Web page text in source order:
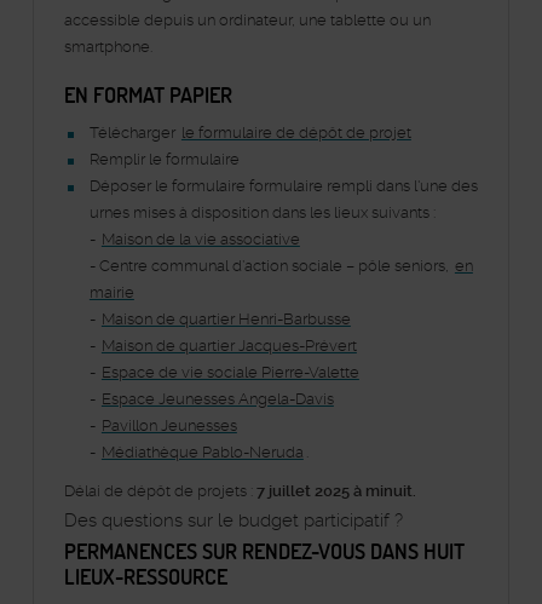
accessible depuis un ordinateur, une tablette ou un
smartphone.
EN FORMAT PAPIER
Télécharger le formulaire de dépôt de projet
Remplir le formulaire
Déposer le formulaire formulaire rempli dans l'une des
urnes mises à disposition dans les lieux suivants :
- Maison de la vie associative
- Centre communal d’action sociale – pôle seniors, en
mairie
- Maison de quartier Henri-Barbusse
- Maison de quartier Jacques-Prévert
- Espace de vie sociale Pierre-Valette
- Espace Jeunesses Angela-Davis
- Pavillon Jeunesses
- Médiathèque Pablo-Neruda .
Délai de dépôt de projets : 7 juillet 2025 à minuit.
Des questions sur le budget participatif ?
PERMANENCES SUR RENDEZ-VOUS DANS HUIT
LIEUX-RESSOURCE